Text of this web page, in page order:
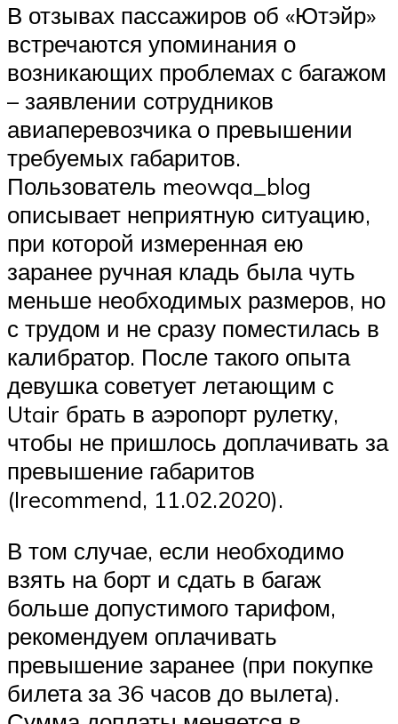
В отзывах пассажиров об «Ютэйр»
встречаются упоминания о
возникающих проблемах с багажом
– заявлении сотрудников
авиаперевозчика о превышении
требуемых габаритов.
Пользователь meowqa_blog
описывает неприятную ситуацию,
при которой измеренная ею
заранее ручная кладь была чуть
меньше необходимых размеров, но
с трудом и не сразу поместилась в
калибратор. После такого опыта
девушка советует летающим с
Utair брать в аэропорт рулетку,
чтобы не пришлось доплачивать за
превышение габаритов
(Irecommend, 11.02.2020).
В том случае, если необходимо
взять на борт и сдать в багаж
больше допустимого тарифом,
рекомендуем оплачивать
превышение заранее (при покупке
билета за 36 часов до вылета).